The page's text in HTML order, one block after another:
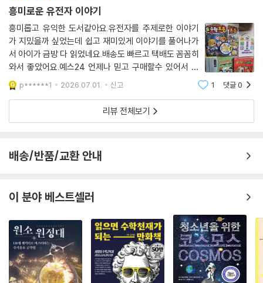
러분의 호기심을 완벽하게 채워줄 든든한 길잡이가 되어줍니다.
- 전봉현 (대인고 교사)
흥미로운 유전자 이야기
흥미롭고 유익한 도서같아요.유전자를 주제로한 이야기
가 지밌을까 싶었는데 쉽고 재미있게 이야기를 풀어나가
서 아이가 금방 다 읽었네요.배송도 빠르고 택배도 꼼꼼히
와서 좋았어요.예스24 언제나 믿고 구매할수 있어서 넘
넘 만족합니다!
p******1 2026.07.01. 신고 1 댓글0
리뷰 전체보기
배송/반품/교환 안내
이 분야 베스트셀러